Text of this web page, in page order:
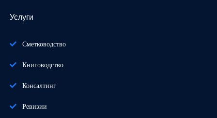
Услуги
Сметководство
Книговодство
Консалтинг
Ревизии